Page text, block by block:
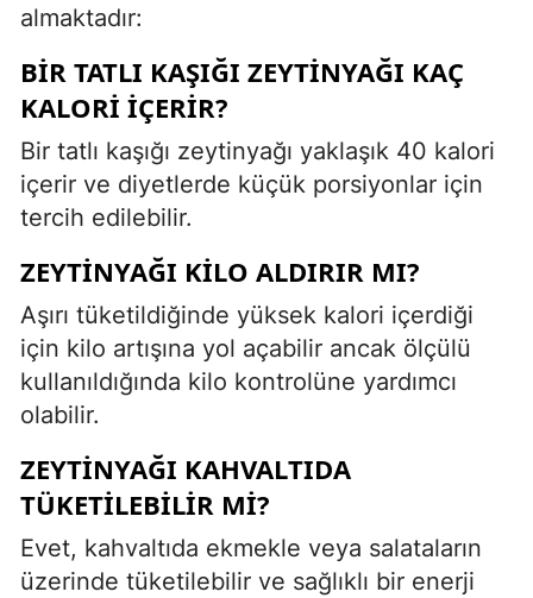
almaktadır:
BIR TATLI KAŞIĞI ZEYTINYAĞI KAÇ
KALORI IÇERIR?
Bir tatlı kaşığı zeytinyağı yaklaşık 40 kalori
içerir ve diyetlerde küçük porsiyonlar için
tercih edilebilir.
ZEYTINYAĞI KILO ALDIRIR MI?
Aşırı tüketildiğinde yüksek kalori içerdiği
için kilo artışına yol açabilir ancak ölçülü
kullanıldığında kilo kontrolüne yardımcı
olabilir.
ZEYTINYAĞI KAHVALTIDA
TÜKETILEBILIR MI?
Evet, kahvaltıda ekmekle veya salataların
üzerinde tüketilebilir ve sağlıklı bir enerji